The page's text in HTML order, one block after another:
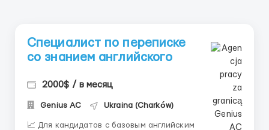
Специалист по переписке
со знанием английского
2000$ / в месяц
Genius AС Ukraina (Charków)
📈 Для кандидатов с базовым английским